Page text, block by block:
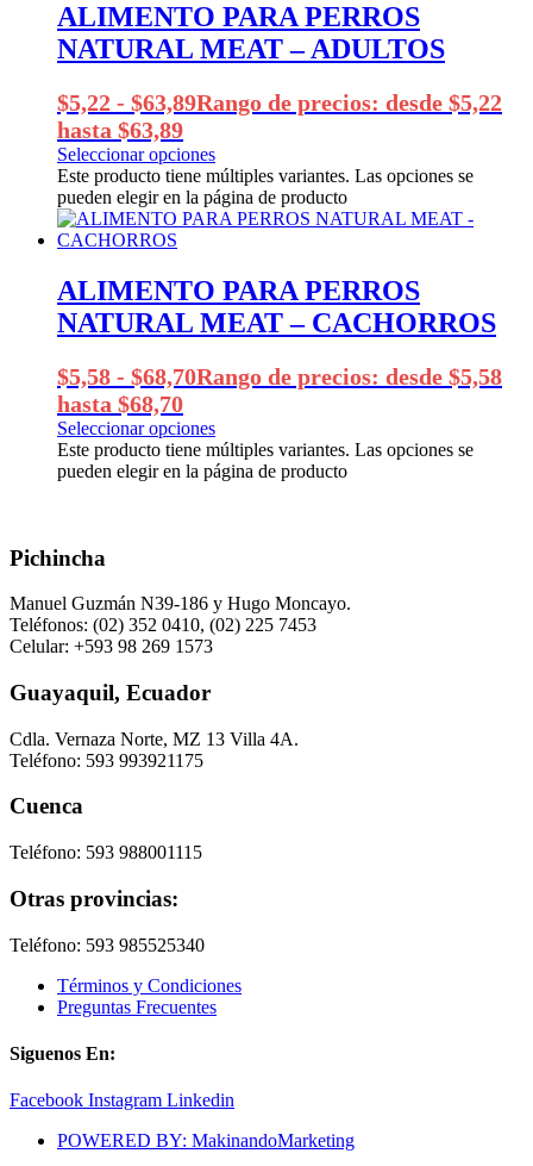
ALIMENTO PARA PERROS
NATURAL MEAT – ADULTOS
$5,22 - $63,89Rango de precios: desde $5,22
hasta $63,89
Seleccionar opciones
Este producto tiene múltiples variantes. Las opciones se
pueden elegir en la página de producto
ALIMENTO PARA PERROS
NATURAL MEAT – CACHORROS
$5,58 - $68,70Rango de precios: desde $5,58
hasta $68,70
Seleccionar opciones
Este producto tiene múltiples variantes. Las opciones se
pueden elegir en la página de producto
Pichincha
Manuel Guzmán N39-186 y Hugo Moncayo.
Teléfonos: (02) 352 0410, (02) 225 7453
Celular: +593 98 269 1573
Guayaquil, Ecuador
Cdla. Vernaza Norte, MZ 13 Villa 4A.
Teléfono: 593 993921175
Cuenca
Teléfono: 593 988001115
Otras provincias:
Teléfono: 593 985525340
Términos y Condiciones
Preguntas Frecuentes
Siguenos En:
Facebook Instagram Linkedin
POWERED BY: MakinandoMarketing